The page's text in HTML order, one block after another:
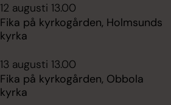
12 augusti 13.00
Fika på kyrkogården, Holmsunds
kyrka
13 augusti 13.00
Fika på kyrkogården, Obbola
kyrka